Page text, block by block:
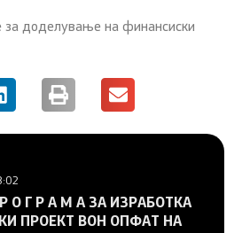
доделување на финансиски
Р О Г Р А М А ЗА ИЗРАБОТКА
ПРОЕКТ ВОН ОПФАТ НА